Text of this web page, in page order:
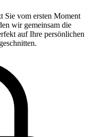
Sie vom ersten Moment
wir gemeinsam die
auf Ihre persönlichen